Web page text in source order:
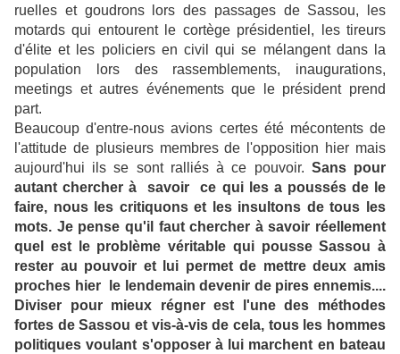
ruelles et goudrons lors des passages de Sassou, les
motards qui entourent le cortège présidentiel, les tireurs
d'élite et les policiers en civil qui se mélangent dans la
population lors des rassemblements, inaugurations,
meetings et autres événements que le président prend
part.
Beaucoup d'entre-nous avions certes été mécontents de
l'attitude de plusieurs membres de l'opposition hier mais
aujourd'hui ils se sont ralliés à ce pouvoir. Sans pour
autant chercher à savoir ce qui les a poussés de le
faire, nous les critiquons et les insultons de tous les
mots. Je pense qu'il faut chercher à savoir réellement
quel est le problème véritable qui pousse Sassou à
rester au pouvoir et lui permet de mettre deux amis
proches hier le lendemain devenir de pires ennemis....
Diviser pour mieux régner est l'une des méthodes
fortes de Sassou et vis-à-vis de cela, tous les hommes
politiques voulant s'opposer à lui marchent en bateau